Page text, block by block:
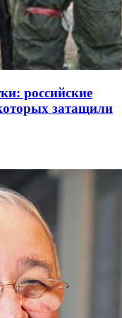
российские
затащили